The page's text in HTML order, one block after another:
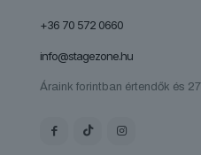
+36 70 572 0660
info@stagezone.hu
Áraink forintban értendők és